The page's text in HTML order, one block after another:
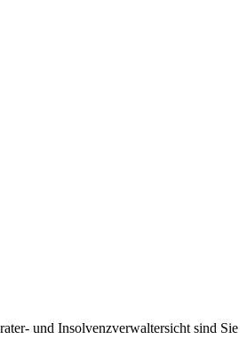
und Insolvenzverwaltersicht sind Sie